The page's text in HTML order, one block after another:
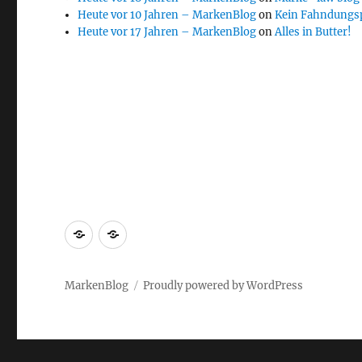
Heute vor 10 Jahren – MarkenBlogonKein
Heute vor 17 Jahren – MarkenBlogonAlles in Butter!
Markenrecherche
Gastbeiträge
MarkenBlog Proudly powered by WordPress